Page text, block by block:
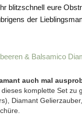
blitzschnell eure
der
auch mal
komplette Set zu
Diamant